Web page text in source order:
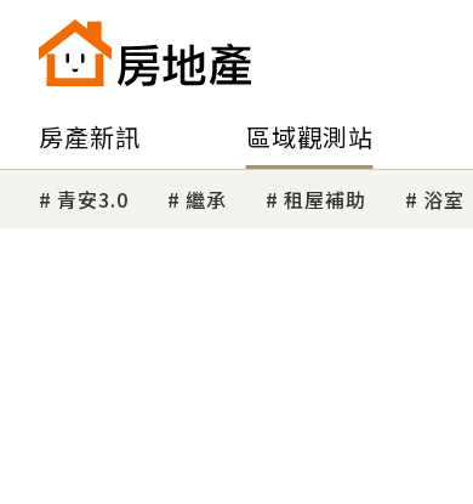
房產新訊 區域觀測站
青安3.0 繼承 租屋補助 浴室